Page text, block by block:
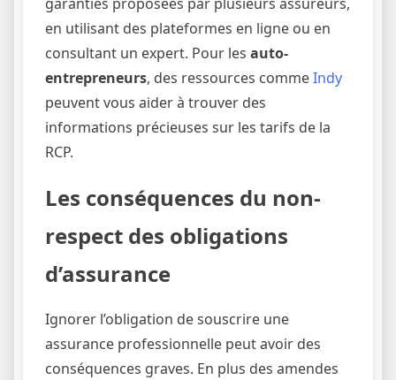
en utilisant des plateformes en ligne ou en
consultant un expert. Pour les auto-
entrepreneurs, des ressources commeIndy
peuvent vous aider à trouver des
informations précieuses sur les tarifs de la
RCP.
Les conséquences du non-
respect des obligations
d’assurance
Ignorer l’obligation de souscrire une
assurance professionnelle peut avoir des
conséquences graves. En plus des amendes